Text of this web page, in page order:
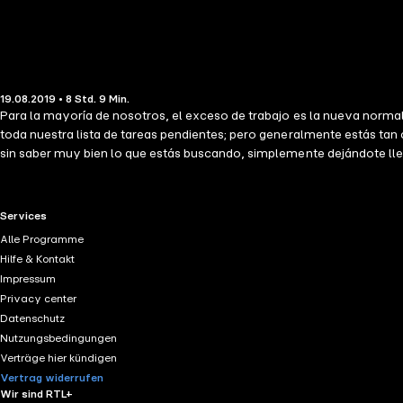
19.08.2019 • 8 Std. 9 Min.
Para la mayoría de nosotros, el exceso de trabajo es la nueva
toda nuestra lista de tareas pendientes; pero generalmente estás
sin saber muy bien lo que estás buscando, simplemente dejándote
empezar a vivir mejor. Grabado en español ibérico (España).
RTL+ useful links.
Services
Alle Programme
Hilfe & Kontakt
Impressum
Privacy center
Datenschutz
Nutzungsbedingungen
Verträge hier kündigen
Vertrag widerrufen
Wir sind RTL+